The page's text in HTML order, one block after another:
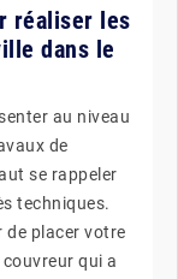
réaliser les
dans le
au niveau
de
se rappeler
techniques.
de placer votre
qui a